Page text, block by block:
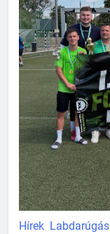
Hírek Labdarúgás